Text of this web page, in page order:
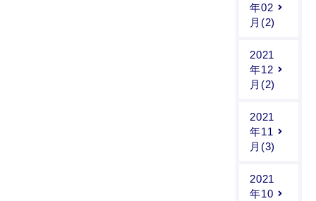
年02
月(2)
2021
年12
月(2)
2021
年11
月(3)
2021
年10